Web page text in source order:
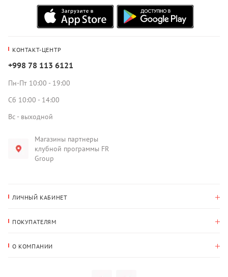
КОНТАКТ-ЦЕНТР
+998 78 113 6121
Пн-Пт 10:00 - 19:00
Сб 10:00 - 14:00
Вс - выходной
Магазины партнеры
клубной программы FR
Group
ЛИЧНЫЙ КАБИНЕТ
Адрес для доставки
ПОКУПАТЕЛЯМ
О КОМПАНИИ